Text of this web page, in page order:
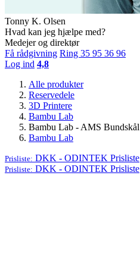
Tonny K. Olsen
Hvad kan jeg hjælpe med?
Medejer og direktør
Få rådgivning Ring 35 95 36 96
Log ind 4,8
Alle produkter
Reservedele
3D Printere
Bambu Lab
Bambu Lab - AMS Bundskål
Bambu Lab
Prisliste: DKK - ODINTEK Prisliste
Prisliste: DKK - ODINTEK Prisliste